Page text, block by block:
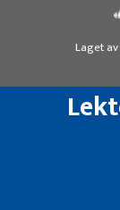
Laget av